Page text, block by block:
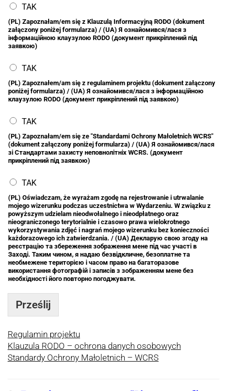
TAK
(PL) Zapoznałam/em się z Klauzulą Informacyjną RODO (dokument
załączony poniżej formularza) / (UA) Я ознайомився/лася з
інформаційною клаузулою RODO (документ прикріплений під
заявкою)
TAK
(PL) Zapoznałem/am się z regulaminem projektu (dokument załączony
poniżej formularza) / (UA) Я ознайомився/лася з інформаційною
клаузулою RODO (документ прикріплений під заявкою)
TAK
(PL) Zapoznałam/em się ze "Standardami Ochrony Małoletnich WCRS"
(dokument załączony poniżej formularza) / (UA) Я ознайомився/лася
зі Стандартами захисту неповнолітніх WCRS. (документ
прикріплений під заявкою)
TAK
(PL) Oświadczam, że wyrażam zgodę na rejestrowanie i utrwalanie
mojego wizerunku podczas uczestnictwa w Wydarzeniu. W związku z
powyższym udzielam nieodwołalnego i nieodpłatnego oraz
nieograniczonego terytorialnie i czasowo prawa wielokrotnego
wykorzystywania zdjęć i nagrań mojego wizerunku bez konieczności
każdorazowego ich zatwierdzania. / (UA) Декларую свою згоду на
реєстрацію та збереження зображення мене під час участі в
Заході. Таким чином, я надаю безвідкличне, безоплатне та
необмежене територією і часом право на багаторазове
використання фотографій і записів з зображенням мене без
необхідності його повторно погоджувати.
Prześlij
Regulamin projektu
Klauzula RODO – ochrona danych osobowych
Standardy Ochrony Małoletnich – WCRS